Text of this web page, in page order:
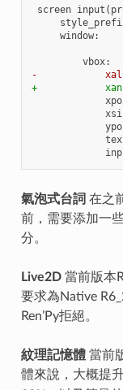
    window:
-
+
氣泡式台詞 在之
前，需要添加一
分。
Live2D當前版本
要求為Native
Ren’Py拒絕。
紋理記憶體當前
體來說，大概提